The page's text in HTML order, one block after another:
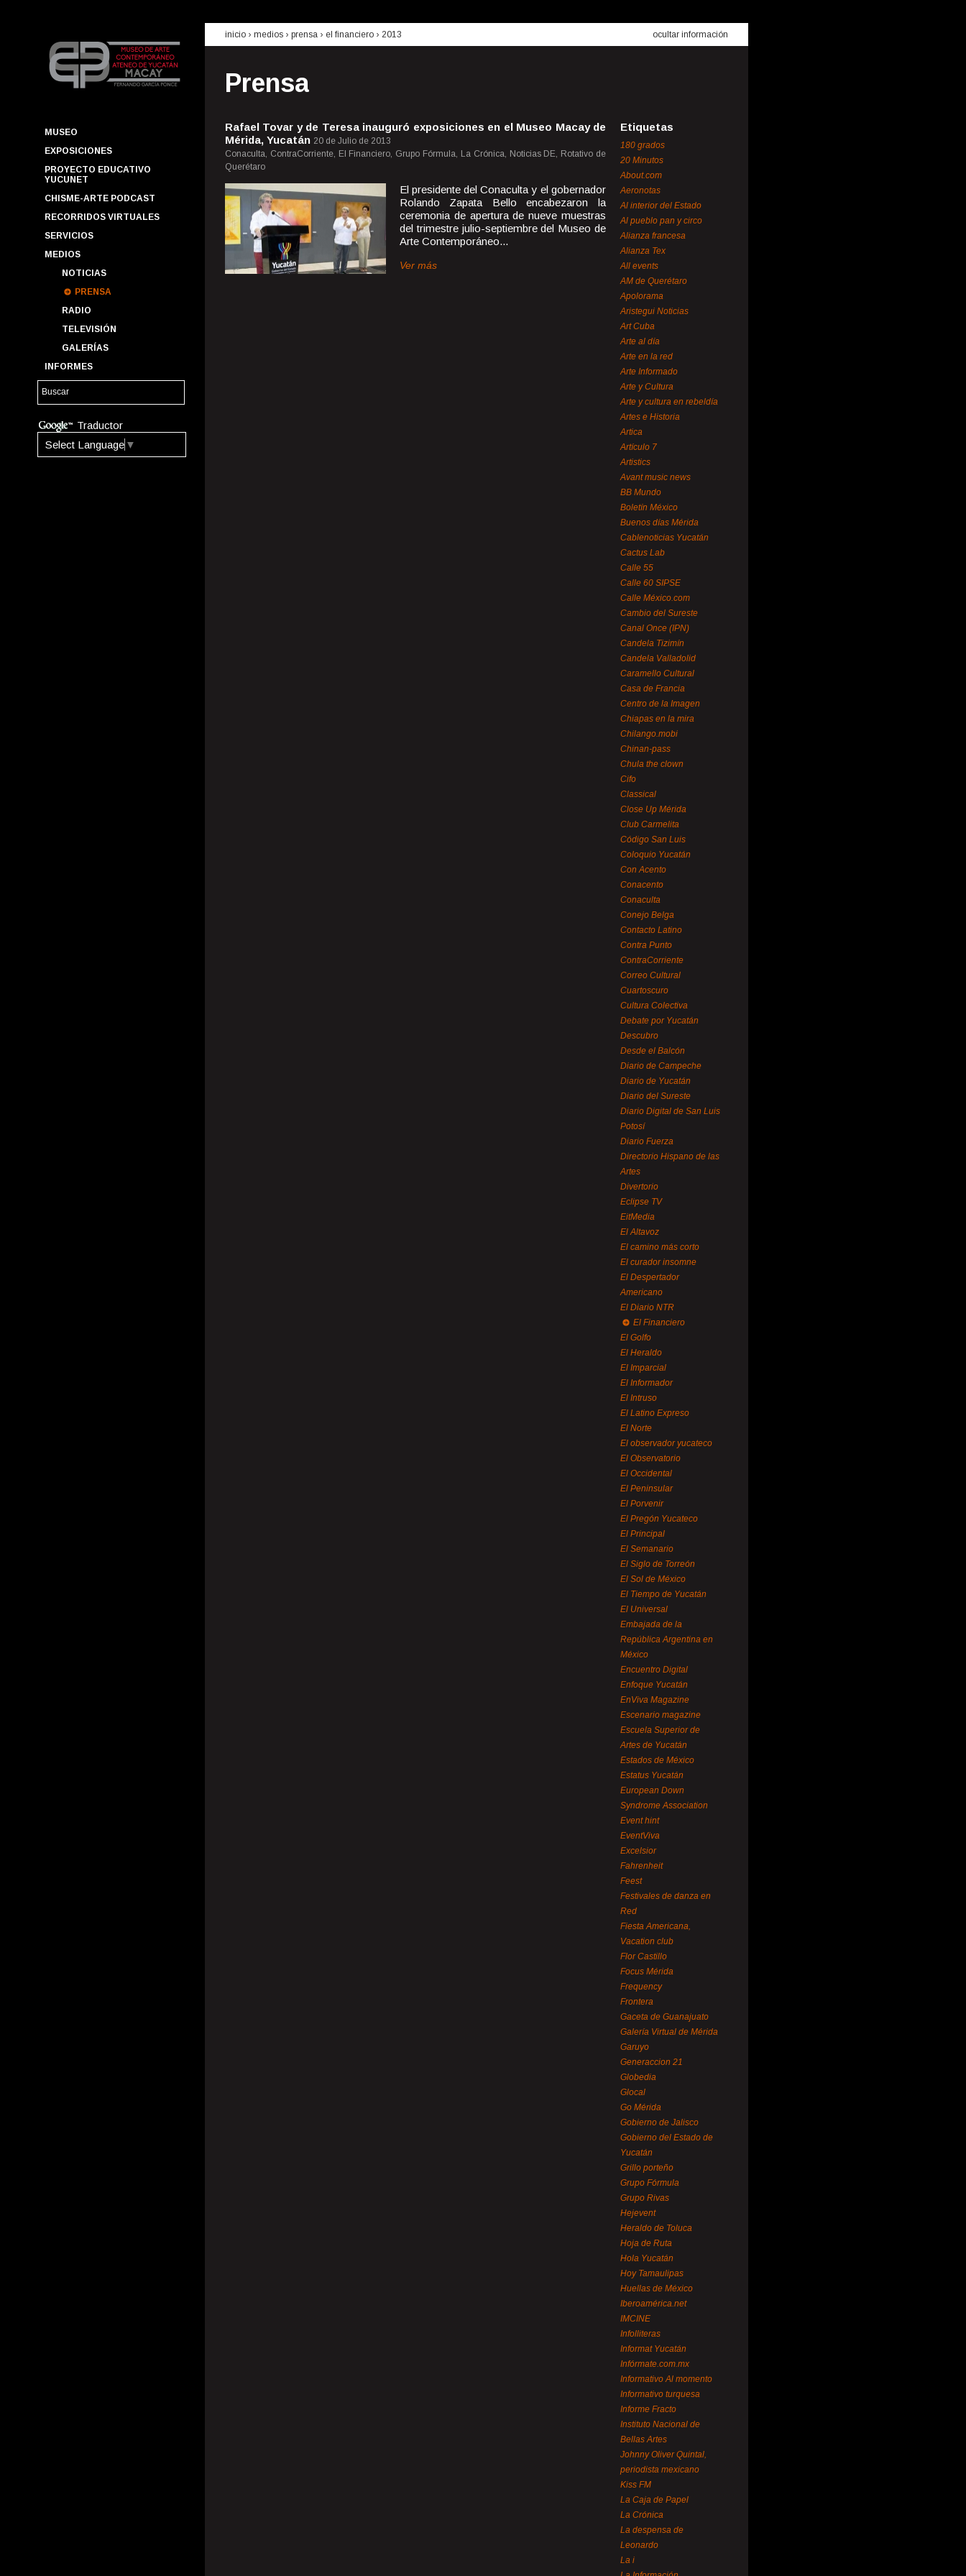
MUSEO
EXPOSICIONES
PROYECTO EDUCATIVO
YUCUNET
CHISME-ARTE PODCAST
RECORRIDOS VIRTUALES
SERVICIOS
MEDIOS
NOTICIAS
PRENSA
RADIO
TELEVISIÓN
GALERÍAS
INFORMES
Traductor
Select Language ▼
inicio › medios › prensa › el financiero › 2013 ocultar información
Prensa
Rafael Tovar y de Teresa inauguró exposiciones en el Museo Macay de
Mérida, Yucatán 20 de Julio de 2013
Conaculta, ContraCorriente, El Financiero, Grupo Fórmula, La Crónica, Noticias DE, Rotativo de
Querétaro
El presidente del Conaculta y el gobernador
Rolando Zapata Bello encabezaron la
ceremonia de apertura de nueve muestras
del trimestre julio-septiembre del Museo de
Arte Contemporáneo...
Ver más
Etiquetas
180 grados
20 Minutos
About.com
Aeronotas
Al interior del Estado
Al pueblo pan y circo
Alianza francesa
Alianza Tex
All events
AM de Querétaro
Apolorama
Aristegui Noticias
Art Cuba
Arte al día
Arte en la red
Arte Informado
Arte y Cultura
Arte y cultura en rebeldía
Artes e Historia
Artica
Artículo 7
Artistics
Avant music news
BB Mundo
Boletín México
Buenos días Mérida
Cablenoticias Yucatán
Cactus Lab
Calle 55
Calle 60 SIPSE
Calle México.com
Cambio del Sureste
Canal Once (IPN)
Candela Tizimín
Candela Valladolid
Caramello Cultural
Casa de Francia
Centro de la Imagen
Chiapas en la mira
Chilango.mobi
Chinan-pass
Chula the clown
Cifo
Classical
Close Up Mérida
Club Carmelita
Código San Luis
Coloquio Yucatán
Con Acento
Conacento
Conaculta
Conejo Belga
Contacto Latino
Contra Punto
ContraCorriente
Correo Cultural
Cuartoscuro
Cultura Colectiva
Debate por Yucatán
Descubro
Desde el Balcón
Diario de Campeche
Diario de Yucatán
Diario del Sureste
Diario Digital de San Luis
Potosí
Diario Fuerza
Directorio Hispano de las
Artes
Divertorio
Eclipse TV
EitMedia
El Altavoz
El camino más corto
El curador insomne
El Despertador
Americano
El Diario NTR
El Financiero
El Golfo
El Heraldo
El Imparcial
El Informador
El Intruso
El Latino Expreso
El Norte
El observador yucateco
El Observatorio
El Occidental
El Peninsular
El Porvenir
El Pregón Yucateco
El Principal
El Semanario
El Siglo de Torreón
El Sol de México
El Tiempo de Yucatán
El Universal
Embajada de la
República Argentina en
México
Encuentro Digital
Enfoque Yucatán
EnViva Magazine
Escenario magazine
Escuela Superior de
Artes de Yucatán
Estados de México
Estatus Yucatán
European Down
Syndrome Association
Event hint
EventViva
Excelsior
Fahrenheit
Feest
Festivales de danza en
Red
Fiesta Americana,
Vacation club
Flor Castillo
Focus Mérida
Frequency
Frontera
Gaceta de Guanajuato
Galería Virtual de Mérida
Garuyo
Generaccion 21
Globedia
Glocal
Go Mérida
Gobierno de Jalisco
Gobierno del Estado de
Yucatán
Grillo porteño
Grupo Fórmula
Grupo Rivas
Hejevent
Heraldo de Toluca
Hoja de Ruta
Hola Yucatán
Hoy Tamaulipas
Huellas de México
Iberoamérica.net
IMCINE
Infolliteras
Informat Yucatán
Infórmate.com.mx
Informativo Al momento
Informativo turquesa
Informe Fracto
Instituto Nacional de
Bellas Artes
Johnny Oliver Quintal,
periodista mexicano
Kiss FM
La Caja de Papel
La Crónica
La despensa de
Leonardo
La i